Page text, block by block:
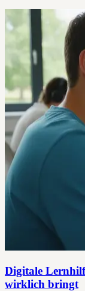
Digitale
wirklich bringt